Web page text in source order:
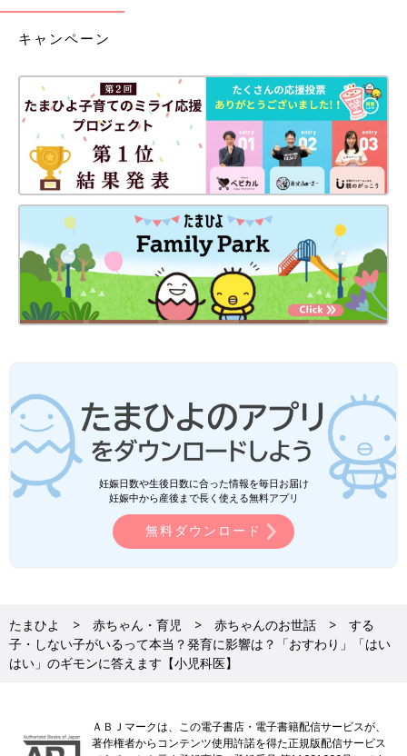
キャンペーン
妊娠日数や生後日数に合った情報を毎日お届け
妊娠中から産後まで長く使える無料アプリ
無料ダウンロード
たまひよ 赤ちゃん・育児 赤ちゃんのお世話
する
子・しない子がいるって本当？発育に影響は？「おすわり」「はい
はい」のギモンに答えます【小児科医】
ＡＢＪマークは、この電子書店・電子書籍配信サービスが、
著作権者からコンテンツ使用許諾を得た正規版配信サービス